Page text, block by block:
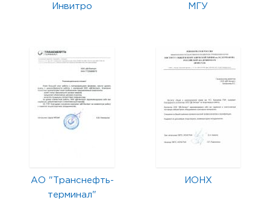
Инвитро МГУ
АО "Транснефть-
терминал"
ИОНХ